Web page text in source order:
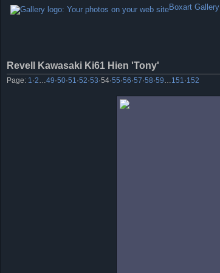
Boxart Gallery
Revell Kawasaki Ki61 Hien 'Tony'
Page: 1 ·2 49·50·51 ·52·53·54·55·56·57·58·59 151 ·152